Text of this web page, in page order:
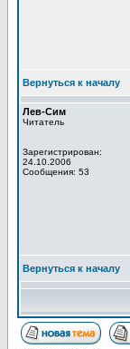
Вернуться к началу
Лев-Сим
Читатель
Зарегистрирован:
24.10.2006
Сообщения: 53
Вернуться к началу